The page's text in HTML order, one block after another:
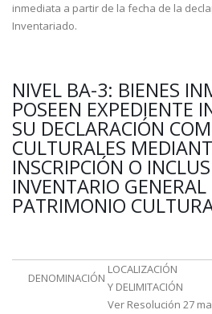
inmediata a partir de la fecha de la
Inventariado.
NIVEL BA-3: BIENES
POSEEN EXPEDIENTE
SU DECLARACIÓN
CULTURALES
INSCRIPCIÓN O
INVENTARIO GENERAL
PATRIMONIO
DENOMINACIÓN
LOCALIZACIÓN
Y DELIMITACIÓN
Ver Resolución 27